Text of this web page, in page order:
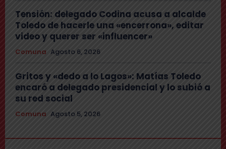
Tensión: delegado Codina acusa a alcalde
Toledo de hacerle una «encerrona», editar
video y querer ser «influencer»
Comuna Agosto 6, 2026
Gritos y «dedo a lo Lagos»: Matías Toledo
encaró a delegado presidencial y lo subió a
su red social
Comuna Agosto 5, 2026